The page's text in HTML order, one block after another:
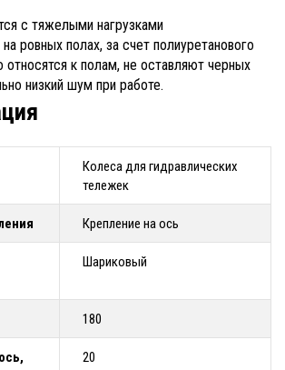
с тяжелыми нагрузками
ровных полах, за счет полиуретанового
к полам, не оставляют черных
низкий шум при работе.
Колеса для гидравлических
тележек
Крепление на ось
Шариковый
180
20